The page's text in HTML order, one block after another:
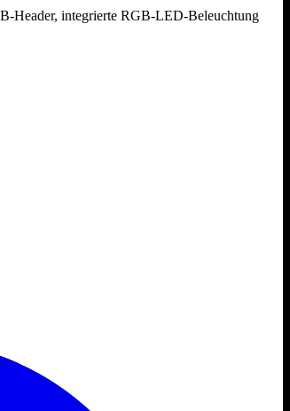
Header, integrierte RGB-LED-Beleuchtung